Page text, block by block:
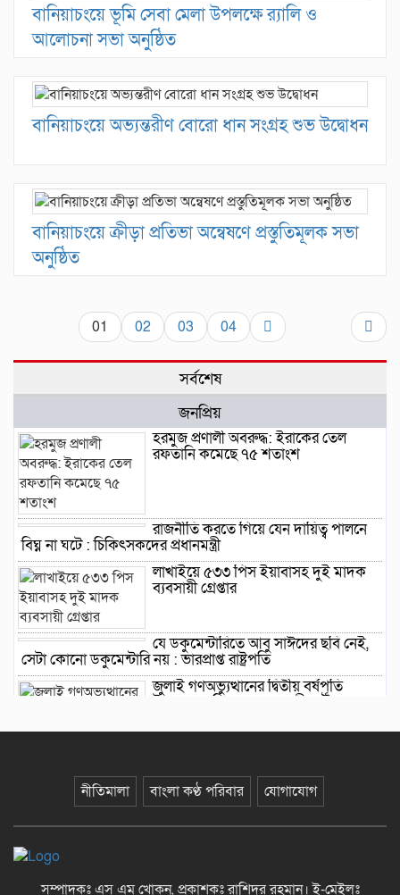
বানিয়াচংয়ে ভূমি সেবা মেলা উপলক্ষে র‌্যালি ও
আলোচনা সভা অনুষ্ঠিত
বানিয়াচংয়ে অভ্যন্তরীণ বোরো ধান সংগ্রহ শুভ উদ্বোধন
বানিয়াচংয়ে ক্রীড়া প্রতিভা অন্বেষণে প্রস্তুতিমূলক সভা
অনুষ্ঠিত
01 02 03 04
সর্বশেষ
জনপ্রিয়
হরমুজ প্রণালী অবরুদ্ধ: ইরাকের তেল
রফতানি কমেছে ৭৫ শতাংশ
রাজনীতি করতে গিয়ে যেন দায়িত্ব পালনে
বিঘ্ন না ঘটে : চিকিৎসকদের প্রধানমন্ত্রী
লাখাইয়ে ৫৩৩ পিস ইয়াবাসহ দুই মাদক
ব্যবসায়ী গ্রেপ্তার
যে ডকুমেন্টারিতে আবু সাঈদের ছবি নেই,
সেটা কোনো ডকুমেন্টারি নয় : ভারপ্রাপ্ত রাষ্ট্রপতি
জুলাই গণঅভ্যুত্থানের দ্বিতীয় বর্ষপূর্তি
উপলক্ষে বানিয়াচংয়ে ১১ দলীয় ঐক্যের
সংবিধান সংস্কার-সংশোধন ইস্যুতে অনড়
সরকার ও বিরোধী দল
বানিয়াচংয়ে জাতীয় পল্লী উন্নয়ন দিবস
নীতিমালা বাংলা কণ্ঠ পরিবার যোগাযোগ
সম্পাদকঃ এস এম খোকন, প্রকাশকঃ রাশিদুর রহমান।ই-মেইলঃ